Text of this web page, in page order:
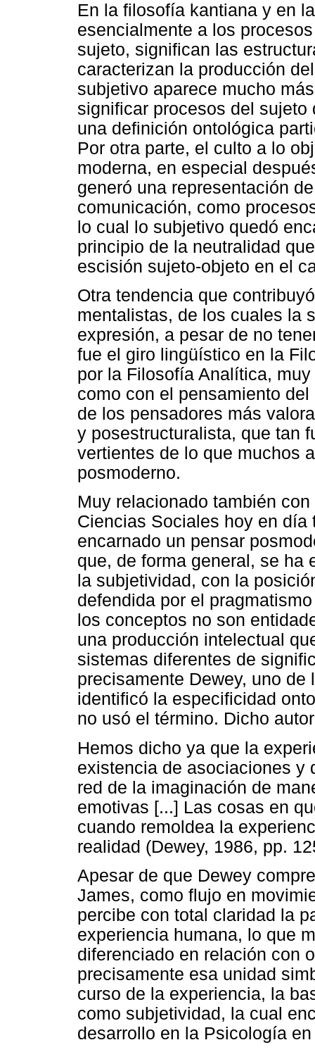
En la filosofía kantiana y en
esencialmente a los
sujeto, significan las
caracterizan la producción
subjetivo aparece mucho
significar procesos del
una definición ontológica
Por otra parte, el culto a lo
moderna, en especial
generó una representación
comunicación, como
lo cual lo subjetivo quedó
principio de la neutralidad
escisión sujeto-objeto en el
Otra tendencia que
mentalistas, de los cuales la
expresión, a pesar de no
fue el giro lingüístico en la
por la Filosofía Analítica,
como con el pensamiento
de los pensadores más
y posestructuralista, que tan
vertientes de lo que muchos
posmoderno.
Muy relacionado también
Ciencias Sociales hoy en
encarnado un pensar
que, de forma general, se ha
la subjetividad, con la
defendida por el
los conceptos no son
una producción intelectual
sistemas diferentes de
precisamente Dewey, uno
identificó la especificidad
no usó el término. Dicho
Hemos dicho ya que la
existencia de asociaciones y
red de la imaginación de
emotivas [...] Las cosas en
cuando remoldea la
realidad (Dewey, 1986, pp.
Apesar de que Dewey
James, como flujo en
percibe con total claridad la
experiencia humana, lo que
diferenciado en relación con
precisamente esa unidad
curso de la experiencia, la
como subjetividad, la cual
desarrollo en la Psicología